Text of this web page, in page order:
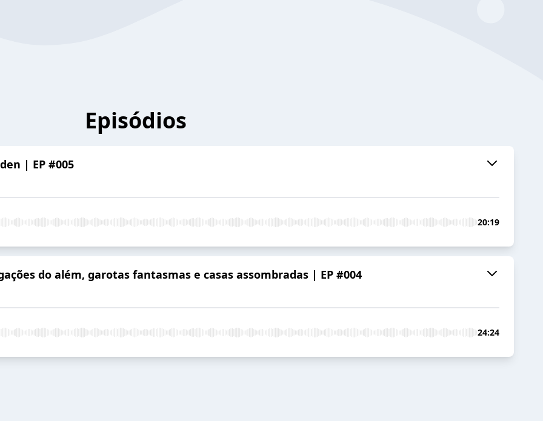
Episódios
| EP #005
20:19
do além, garotas fantasmas e casas assombradas | EP #004
24:24